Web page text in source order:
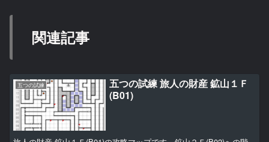
関連記事
五つの試練
五つの試練 旅人の財産 鉱山１Ｆ
(B01)